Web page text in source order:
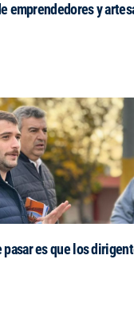
emprendedores y
es que los